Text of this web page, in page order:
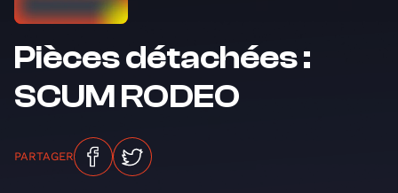
Pièces détachées :
SCUM RODEO
PARTAGER